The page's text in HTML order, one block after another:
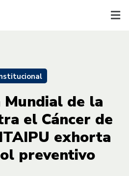
Mundial de la
el Cáncer de
exhorta
preventivo